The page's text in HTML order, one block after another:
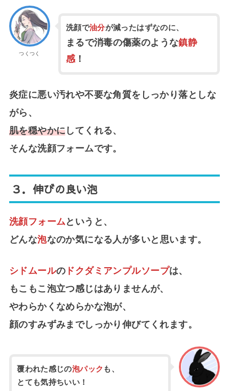
つくつく
洗顔で油分が減ったはずなのに、
まるで消毒の傷薬のような鎮静
感 ！
炎症に悪い汚れや不要な角質をしっかり落としな
がら、
肌を穏やかに してくれる、
そんな洗顔フォームです。
３． 伸びの良い泡
洗顔フォーム というと、
どんな泡なのか気になる人が多いと思います。
シドムールの ドクダミアンプルソープは、
もこもこ泡立つ感じはありませんが、
やわらかくなめらかな泡が、
顔のすみずみまでしっかり伸びてくれます。
覆われた感じの泡パック も、
とても気持ちいい！